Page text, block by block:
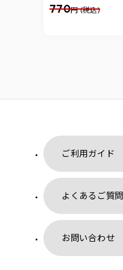
770円 (税込)
ご利用ガイド
よくあるご質問
お問い合わせ